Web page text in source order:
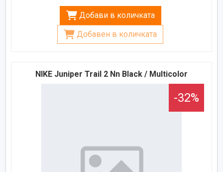
Добави в количката
Добавен в количката
NIKE Juniper Trail 2 Nn Black / Multicolor
-32%